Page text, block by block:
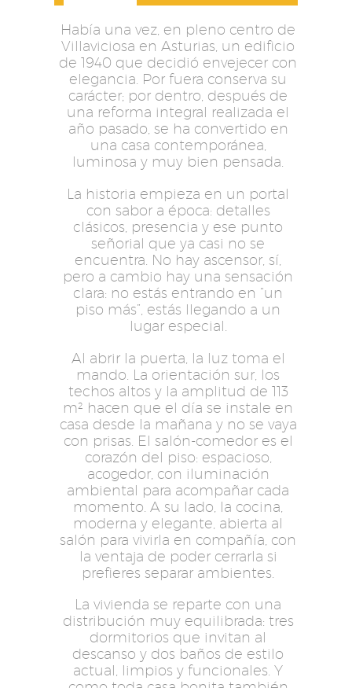
Había una vez, en pleno centro de
Villaviciosa en Asturias, un edificio
de 1940 que decidió envejecer con
elegancia. Por fuera conserva su
carácter; por dentro, después de
una reforma integral realizada el
año pasado, se ha convertido en
una casa contemporánea,
luminosa y muy bien pensada.
La historia empieza en un portal
con sabor a época: detalles
clásicos, presencia y ese punto
señorial que ya casi no se
encuentra. No hay ascensor, sí,
pero a cambio hay una sensación
clara: no estás entrando en “un
piso más”, estás llegando a un
lugar especial.
Al abrir la puerta, la luz toma el
mando. La orientación sur, los
techos altos y la amplitud de 113
m² hacen que el día se instale en
casa desde la mañana y no se vaya
con prisas. El salón-comedor es el
corazón del piso: espacioso,
acogedor, con iluminación
ambiental para acompañar cada
momento. A su lado, la cocina,
moderna y elegante, abierta al
salón para vivirla en compañía, con
la ventaja de poder cerrarla si
prefieres separar ambientes.
La vivienda se reparte con una
distribución muy equilibrada: tres
dormitorios que invitan al
descanso y dos baños de estilo
actual, limpios y funcionales. Y